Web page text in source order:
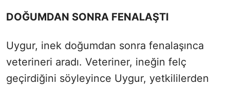
DOĞUMDAN SONRA FENALAŞTI
Uygur, inek doğumdan sonra fenalaşınca
veterineri aradı. Veteriner, ineğin felç
geçirdiğini söyleyince Uygur, yetkililerden